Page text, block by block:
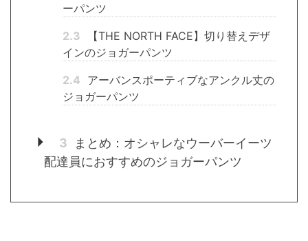
ーパンツ
2.3
【THE NORTH FACE】切り替えデザ
インのジョガーパンツ
2.4 アーバンスポーティブなアンクル丈の
ジョガーパンツ
3
まとめ：オシャレなウーバーイーツ
配達員におすすめのジョガーパンツ